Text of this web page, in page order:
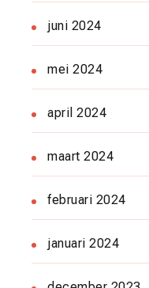
juni 2024
mei 2024
april 2024
maart 2024
februari 2024
januari 2024